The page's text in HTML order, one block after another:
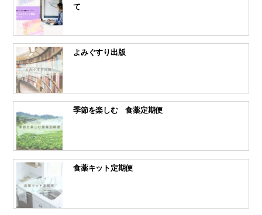
て
よみぐすり出版
季節を楽しむ 食薬定期便
食薬キット定期便